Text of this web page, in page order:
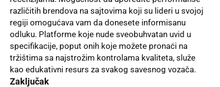
različitih brendova na sajtovima koji su lideri u svojoj
regiji omogućava vam da donesete informisanu
odluku. Platforme koje nude sveobuhvatan uvid u
specifikacije, poput onih koje možete pronaći na
tržištima sa najstrožim kontrolama kvaliteta, služe
kao edukativni resurs za svakog savesnog vozača.
Zaključak